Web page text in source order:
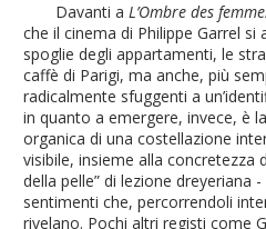
Davanti aL’Ombre des
che il cinema di Philippe Garrel si
spoglie degli appartamenti, le
caffè di Parigi, ma anche, più
radicalmente sfuggenti a
in quanto a emergere, invece, è
organica di una costellazione
visibile, insieme alla concretezza
della pelle” di lezione dreyeriana
sentimenti che, percorrendoli
rivelano. Pochi altri registi come